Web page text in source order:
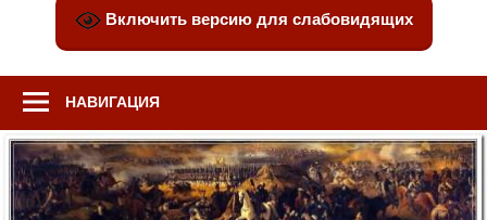
Включить версию для слабовидящих
НАВИГАЦИЯ